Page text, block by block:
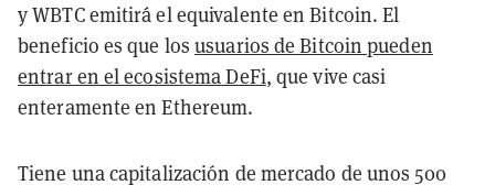
y WBTC emitirá el equivalente en Bitcoin. El
beneficio es que losusuarios de Bitcoin pueden
entrar en el ecosistema DeFi, que vive casi
enteramente en Ethereum.
Tiene una capitalización de mercado de unos 500